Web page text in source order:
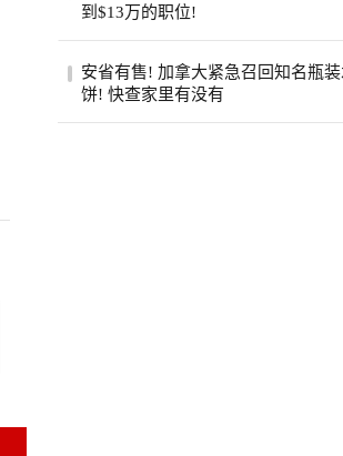
本以...
到$13万的职位!
（r/CanadaJobs）上，一篇
下跌的帖子引...
安省有售! 加拿大紧急召回知名瓶
饼! 快查家里有没有